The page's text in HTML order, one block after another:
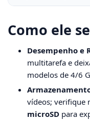
Como ele
Desempenho e
multitarefa e
modelos de 4/6
vídeos; verifique
microSD para